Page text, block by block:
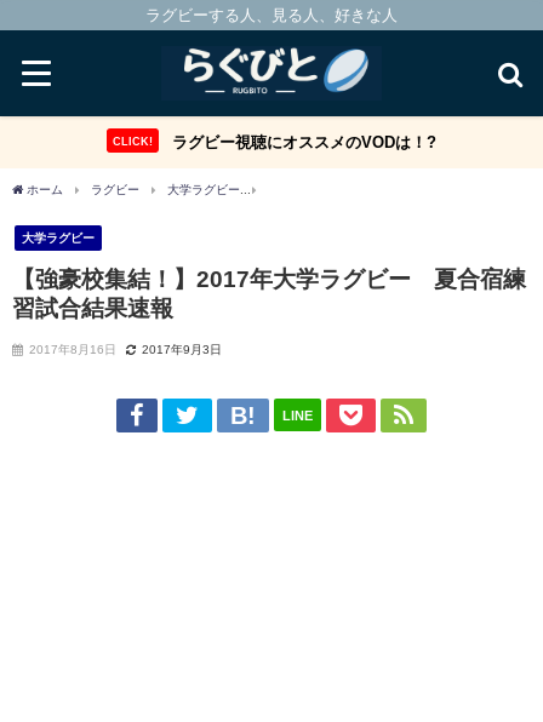
ラグビーする人、見る人、好きな人
CLICK! ラグビー視聴にオススメのVODは！?
ホーム ラグビー 大学ラグビー
大学ラグビー
【強豪校集結！】2017年大学ラグビー 夏合宿練
習試合結果速報
2017年8月16日 2017年9月3日
LINE